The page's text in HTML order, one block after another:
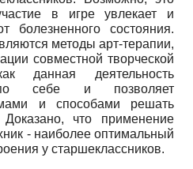
в игре увлекает и
болезненного состояния.
методы арт-терапии,
совместной творческой
данная деятельность
себе и позволяет
и способами решать
что применение
- наиболее оптимальный
у старшеклассников.